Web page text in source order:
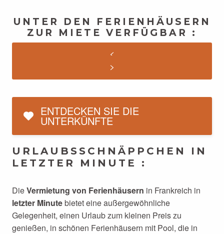
UNTER DEN FERIENHÄUSERN
ZUR MIETE VERFÜGBAR :
ENTDECKEN SIE DIE
UNTERKÜNFTE
URLAUBSSCHNÄPPCHEN IN
LETZTER MINUTE :
DieVermietung von Ferienhäusern in Frankreich in
letzter Minutebietet eine außergewöhnliche
Gelegenheit, einen Urlaub zum kleinen Preis zu
genießen, in schönen Ferienhäusern mit Pool, die in